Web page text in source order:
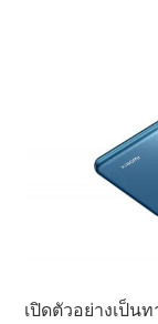
เปิดตัวอย่างเป็น